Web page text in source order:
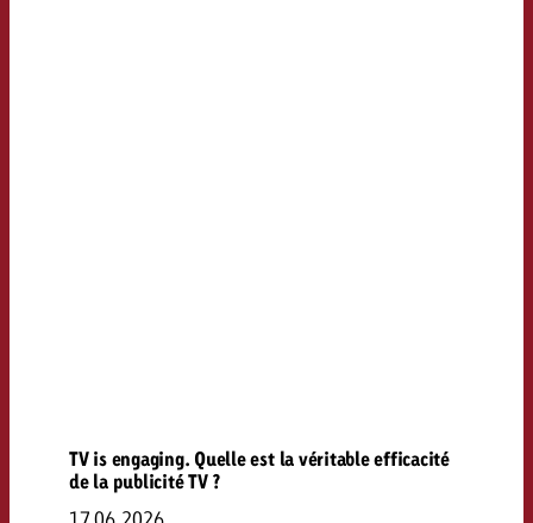
TV is engaging. Quelle est la véritable efficacité
de la publicité TV ?